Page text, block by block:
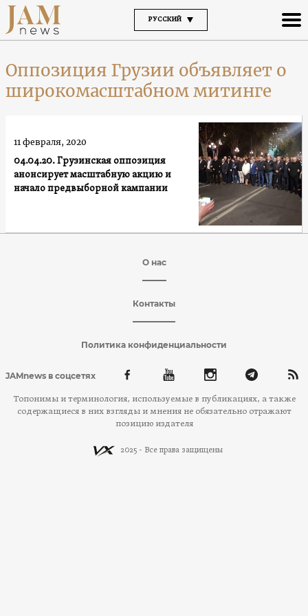
РУССКИЙ
Оппозиция Грузии объявляет о
широкомасштабном митинге
04.04.20. Грузинская оппозиция
анонсирует масштабную акцию и
начало предвыборной кампании
11 февраля, 2020
О нас
Контакты
Политика конфиденциальности
JAMnews в соцсетях
Топонимы и терминология, используемые в публикациях, а также
содержащиеся в них взгляды и мнения не обязательно отражают
позицию издателя
2025 - Все права защищены